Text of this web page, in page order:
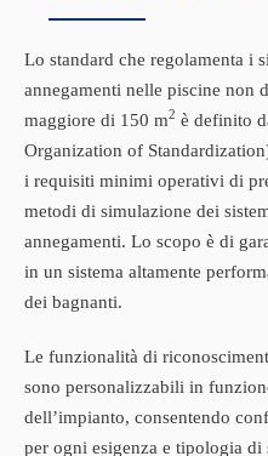
Lo standard che regolamenta i
annegamenti nelle piscine non
maggiore di 150 m2 è definito
Organization of
i requisiti minimi operativi di
metodi di simulazione dei
annegamenti. Lo scopo è di
in un sistema altamente
dei bagnanti.
Le funzionalità di
sono personalizzabili in
dell’impianto, consentendo
per ogni esigenza e tipologia di